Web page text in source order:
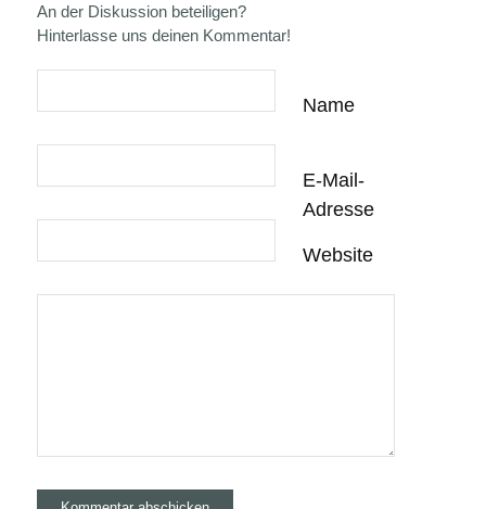
An der Diskussion beteiligen?
Hinterlasse uns deinen Kommentar!
Name
E-Mail-
Adresse
Website